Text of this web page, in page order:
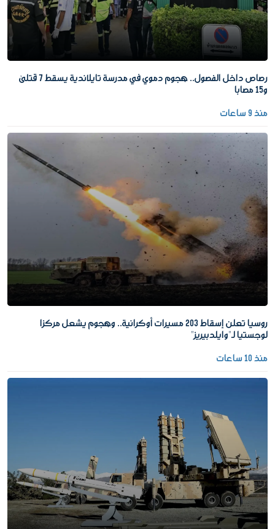
رصاص داخل الفصول.. هجوم دموي في مدرسة تايلاندية يسقط 7 قتلى
و15 مصابا
منذ 9 ساعات
روسيا تعلن إسقاط 203 مسيرات أوكرانية.. وهجوم يشعل مركزا
لوجستيا لـ"وايلدبيريز"
منذ 10 ساعات